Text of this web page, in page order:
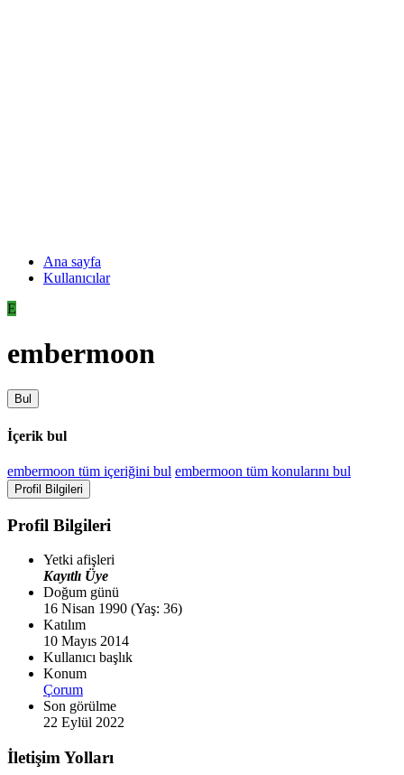
Ana sayfa
Kullanıcılar
E
embermoon
Bul
İçerik bul
embermoon tüm içeriğini bul embermoon tüm konularını bul
Profil Bilgileri
Profil Bilgileri
Yetki afişleri
Kayıtlı Üye
Doğum günü
16 Nisan 1990 (Yaş: 36)
Katılım
10 Mayıs 2014
Kullanıcı başlık
Konum
Çorum
Son görülme
22 Eylül 2022
İletişim Yolları